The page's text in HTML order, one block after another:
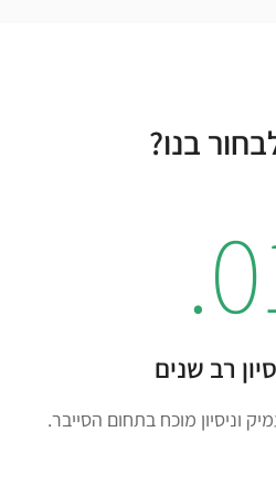
בנו?
רב שנים
וניסיון מוכח בתחום הסייבר.